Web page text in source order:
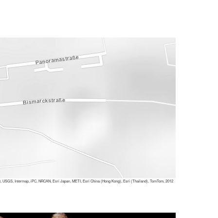
Intermap, iPC, NRCAN, Esri Japan, METI, Esri China (Hong Kong), Esri (Thailand), TomTom, 2012